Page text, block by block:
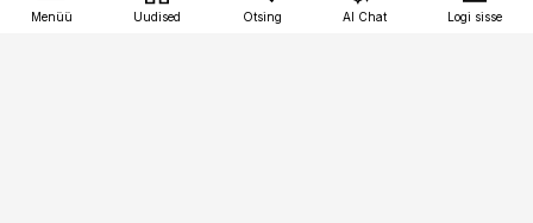
Menüü Uudised Otsing AI Chat Logi sisse